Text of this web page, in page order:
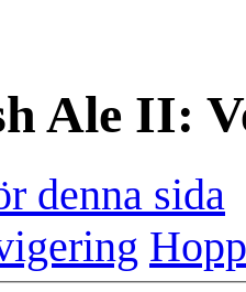
Ale II:
denna sida